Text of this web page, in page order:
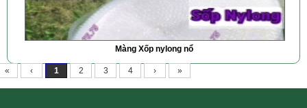
Màng Xốp nylong nổ
« ‹ 1 2 3 4 › »